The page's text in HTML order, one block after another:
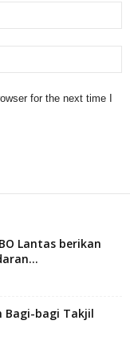
for the next time I
Lantas berikan
Bagi-bagi Takjil